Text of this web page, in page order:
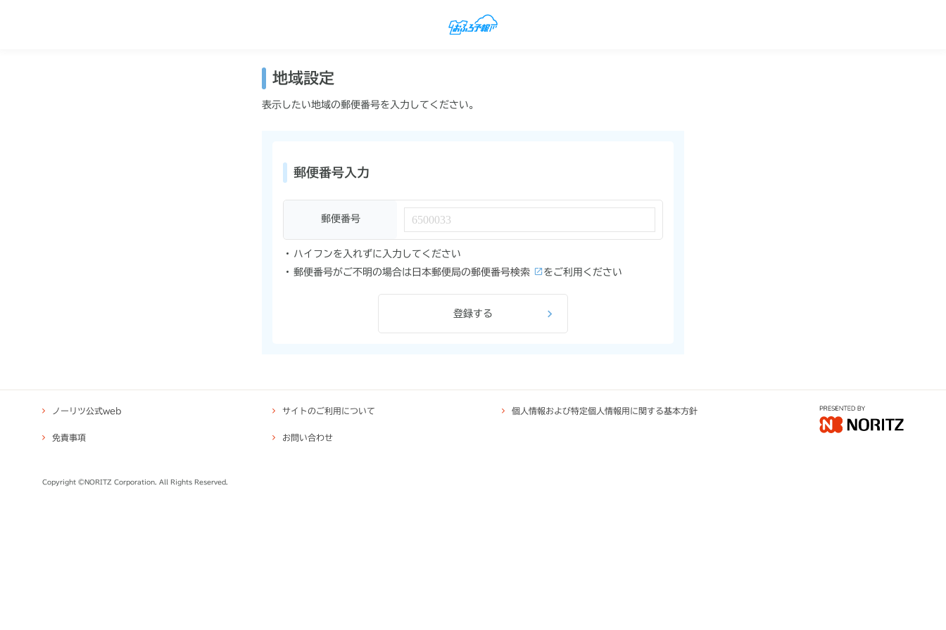
地域設定
表示したい地域の郵便番号を入力してください。
郵便番号入力
郵便番号
ハイフンを入れずに入力してください
郵便番号がご不明の場合は 日本郵便局の郵便番号検索 をご利用ください
登録する
ノーリツ公式web サイトのご利用について 個人情報および特定個人情報用に関する基本方針
免責事項 お問い合わせ
Copyright ©NORITZ Corporation. All Rights Reserved.